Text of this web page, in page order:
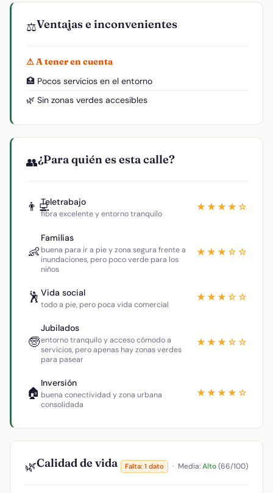
⚖️Ventajas e inconvenientes
⚠ A tener en cuenta
🏥 Pocos servicios en el entorno
🌿 Sin zonas verdes accesibles
👥¿Para quién es esta calle?
👨‍💻Teletrabajo
fibra excelente y entorno tranquilo
★★★★☆
👶
Familias
buena para ir a pie y zona segura frente a
inundaciones, pero poco verde para los
niños
★★★☆☆
🕺 Vida social
todo a pie, pero poca vida comercial
★★★☆☆
🧓
Jubilados
entorno tranquilo y acceso cómodo a
servicios, pero apenas hay zonas verdes
para pasear
★★★☆☆
🏠
Inversión
buena conectividad y zona urbana
consolidada
★★★★☆
🌿Calidad de vida Falta: 1 dato · Media:Alto(66/100)